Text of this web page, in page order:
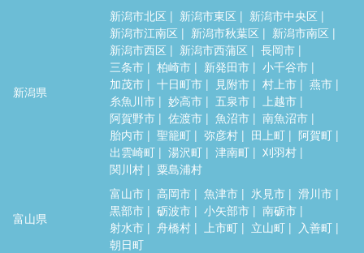
新潟県
新潟市北区 新潟市東区
新潟市中央区
新潟市江南区
新潟市秋葉区
新潟市南区
新潟市西区
新潟市西蒲区
長岡市
三条市
柏崎市 新発田市
小千谷市
加茂市
十日町市 見附市 村上市
燕市
糸魚川市
妙高市 五泉市
上越市
阿賀野市
佐渡市 魚沼市
南魚沼市
胎内市
聖籠町 弥彦村 田上町
阿賀町
出雲崎町
湯沢町 津南町
刈羽村
関川村
粟島浦村
富山県
富山市 高岡市 魚津市 氷見市
滑川市
黒部市
砺波市 小矢部市
南砺市
射水市
舟橋村 上市町 立山町
入善町
朝日町